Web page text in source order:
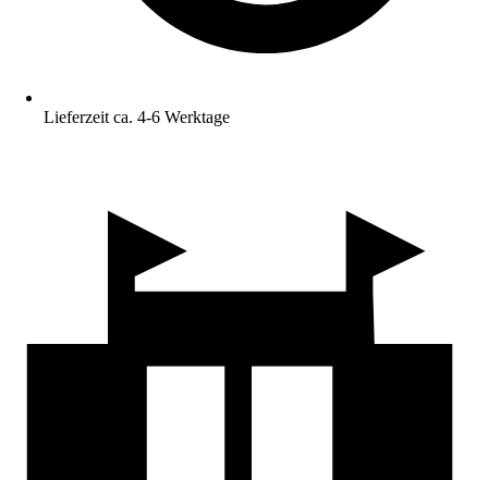
Lieferzeit ca. 4-6 Werktage